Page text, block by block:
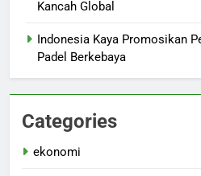
Kancah Global
Indonesia Kaya Promosikan
Padel Berkebaya
Categories
ekonomi